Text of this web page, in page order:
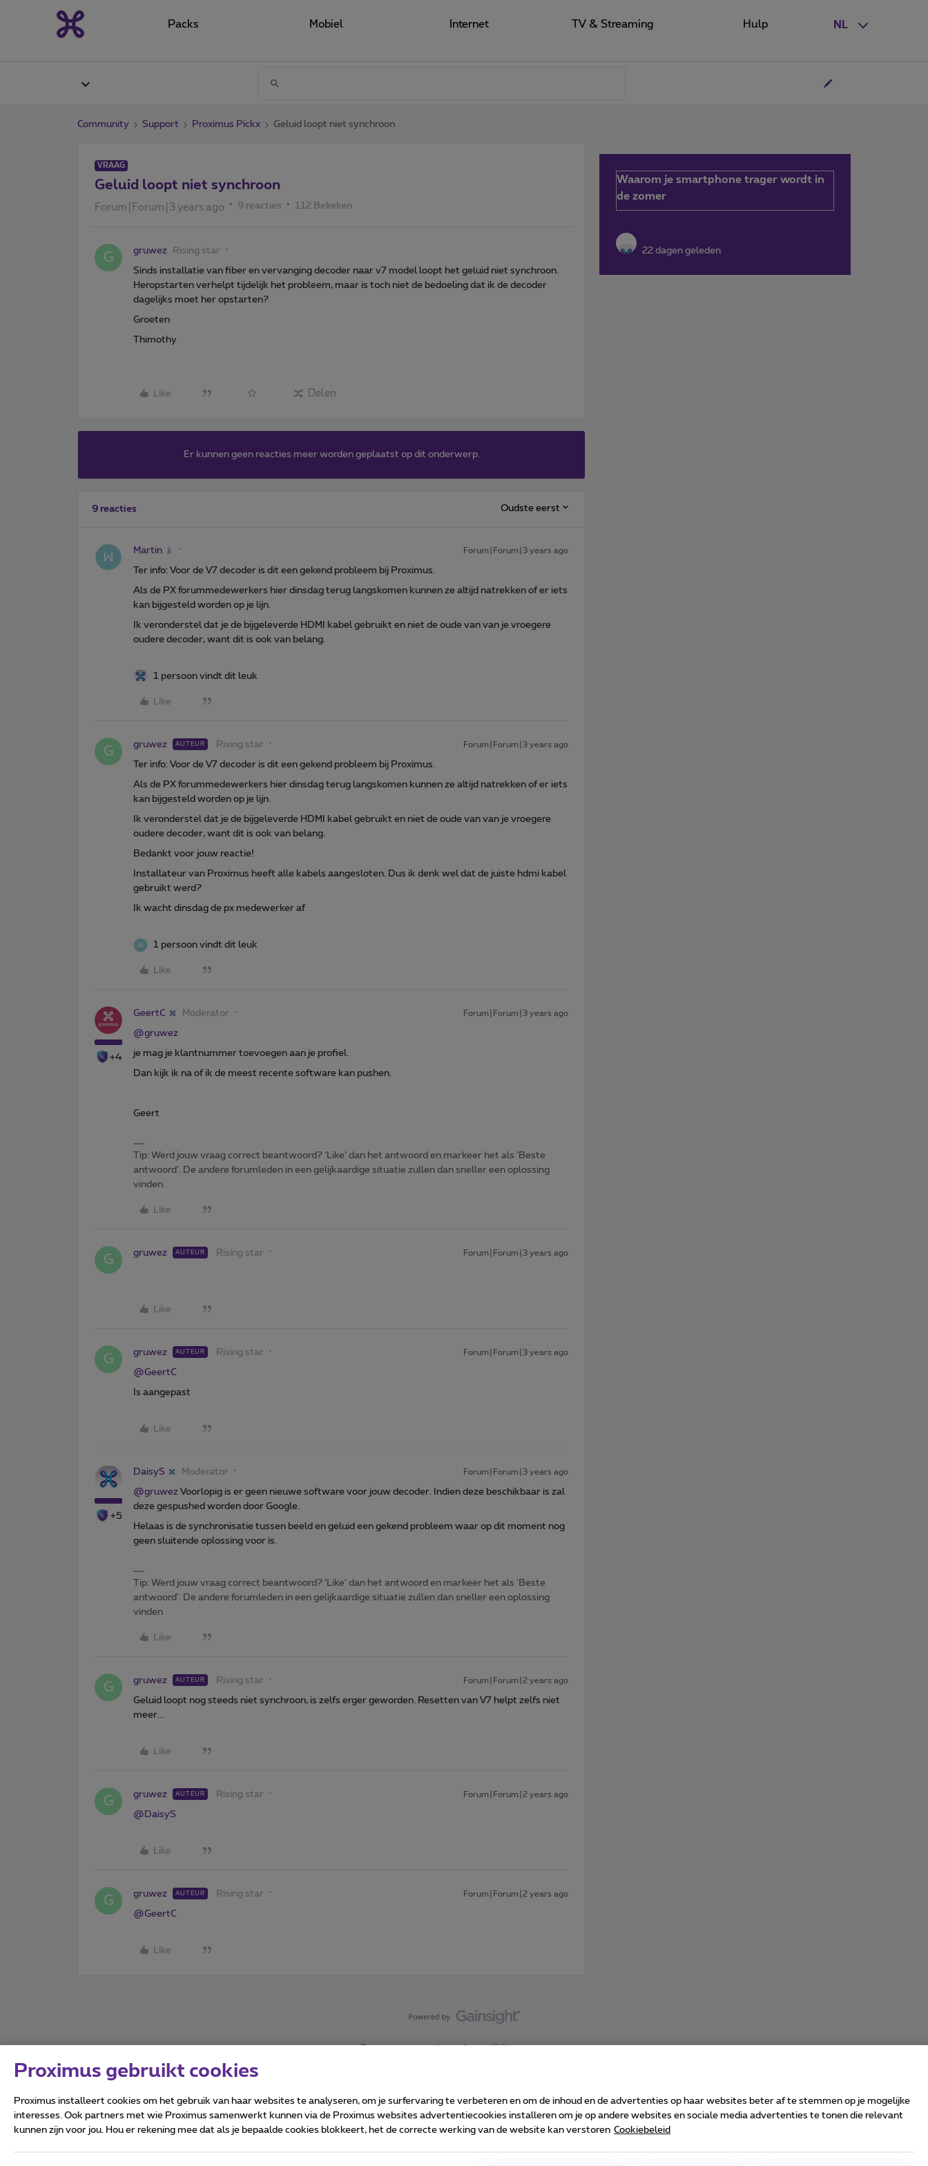
NL
Packs Mobiel Internet TV & Streaming Hulp
Community Support Proximus Pickx Geluid loopt niet synchroon
VRAAG
Geluid loopt niet synchroon
Forum|Forum|3 years ago 9 reacties 112 Bekeken
G gruwez Rising star
Sinds installatie van fiber en vervanging decoder naar v7 model loopt het geluid niet synchroon.
Heropstarten verhelpt tijdelijk het probleem, maar is toch niet de bedoeling dat ik de decoder
dagelijks moet her opstarten?
Groeten
Thimothy
Like Delen
Er kunnen geen reacties meer worden geplaatst op dit onderwerp.
9 reacties Oudste eerst
Martin Forum|Forum|3 years ago
Ter info: Voor de V7 decoder is dit een gekend probleem bij Proximus.
Als de PX forummedewerkers hier dinsdag terug langskomen kunnen ze altijd natrekken of er iets
kan bijgesteld worden op je lijn.
Ik veronderstel dat je de bijgeleverde HDMI kabel gebruikt en niet de oude van van je vroegere
oudere decoder, want dit is ook van belang.
1 persoon vindt dit leuk
Like
G gruwez AUTEUR Rising star Forum|Forum|3 years ago
Ter info: Voor de V7 decoder is dit een gekend probleem bij Proximus.
Als de PX forummedewerkers hier dinsdag terug langskomen kunnen ze altijd natrekken of er iets
kan bijgesteld worden op je lijn.
Ik veronderstel dat je de bijgeleverde HDMI kabel gebruikt en niet de oude van van je vroegere
oudere decoder, want dit is ook van belang.
Bedankt voor jouw reactie!
Installateur van Proximus heeft alle kabels aangesloten. Dus ik denk wel dat de juiste hdmi kabel
gebruikt werd?
Ik wacht dinsdag de px medewerker af
1 persoon vindt dit leuk
Like
+4
GeertC Moderator Forum|Forum|3 years ago
@gruwez
je mag je klantnummer toevoegen aan je profiel.
Dan kijk ik na of ik de meest recente software kan pushen.
Geert
Tip: Werd jouw vraag correct beantwoord? ‘Like’ dan het antwoord en markeer het als 'Beste
antwoord'. De andere forumleden in een gelijkaardige situatie zullen dan sneller een oplossing
vinden.
Like
G gruwez AUTEUR Rising star Forum|Forum|3 years ago
Like
G gruwez AUTEUR Rising star Forum|Forum|3 years ago
@GeertC
Is aangepast
Like
+5
DaisyS Moderator Forum|Forum|3 years ago
@gruwez Voorlopig is er geen nieuwe software voor jouw decoder. Indien deze beschikbaar is zal
deze gespushed worden door Google.
Helaas is de synchronisatie tussen beeld en geluid een gekend probleem waar op dit moment nog
geen sluitende oplossing voor is.
Tip: Werd jouw vraag correct beantwoord? ‘Like’ dan het antwoord en markeer het als 'Beste
antwoord'. De andere forumleden in een gelijkaardige situatie zullen dan sneller een oplossing
vinden
Like
G gruwez AUTEUR Rising star Forum|Forum|2 years ago
Geluid loopt nog steeds niet synchroon, is zelfs erger geworden. Resetten van V7 helpt zelfs niet
meer...
Like
G gruwez AUTEUR Rising star Forum|Forum|2 years ago
@DaisyS
Like
G gruwez AUTEUR Rising star Forum|Forum|2 years ago
@GeertC
Like
Waarom je smartphone trager wordt in
de zomer
22 dagen geleden
Forumvoorwaarden Accessibility statement
Alle rechten voorbehouden. ©2026Proximus
Proximus gebruikt cookies
Proximus installeert cookies om het gebruik van haar websites te analyseren, om je surfervaring te verbeteren en om de inhoud en de advertenties op haar websites beter af te stemmen op je mogelijke
interesses. Ook partners met wie Proximus samenwerkt kunnen via de Proximus websites advertentiecookies installeren om je op andere websites en sociale media advertenties te tonen die relevant
kunnen zijn voor jou. Hou er rekening mee dat als je bepaalde cookies blokkeert, het de correcte werking van de website kan verstoren Cookiebeleid